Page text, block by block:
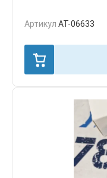
Артикул AT-06633